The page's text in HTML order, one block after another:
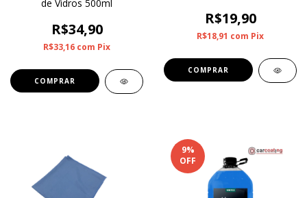
de Vidros 500ml
R$34,90
R$33,16 com Pix
R$19,90
R$18,91 com Pix
9%
OFF